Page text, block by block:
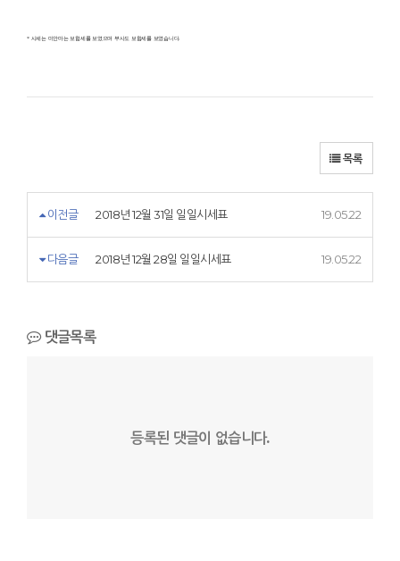
* 시세는 미안마는 보합세를 보였으며 부사도 보합세를 보였습니다.
목록
이전글 2018년 12월 31일 일일시세표 19.05.22
다음글 2018년 12월 28일 일일시세표 19.05.22
댓글목록
등록된 댓글이 없습니다.